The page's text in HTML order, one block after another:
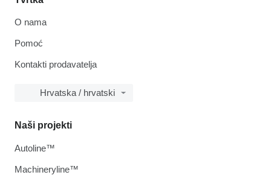
O nama
Pomoć
Kontakti prodavatelja
Hrvatska / hrvatski
Naši projekti
Autoline™
Machineryline™